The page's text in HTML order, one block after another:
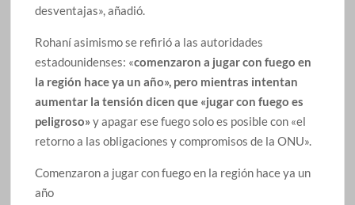
desventajas», añadió.
Rohaní asimismo se refirió a las autoridades
estadounidenses: «comenzaron a jugar con fuego en
la región hace ya un año», pero mientras intentan
aumentar la tensión dicen que «jugar con fuego es
peligroso»y apagar ese fuego solo es posible con «el
retorno a las obligaciones y compromisos de la ONU».
Comenzaron a jugar con fuego en la región hace ya un
año